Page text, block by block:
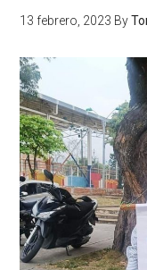
13 febrero, 2023 By